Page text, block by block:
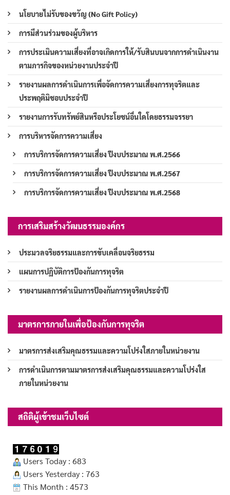
นโยบายไม่รับของขวัญ (No Gift Policy)
การมีส่วนร่วมของผู้บริหาร
การประเมินความเสี่ยงที่อาจเกิดการให้/รับสินบนจากการดำเนินงาน
ตามภารกิจของหน่วยงานประจำปี
รายงานผลการดำเนินการเพื่อจัดการความเสี่ยงการทุจริตและ
ประพฤติมิชอบประจำปี
รายงานการรับทรัพย์สินหรือประโยชน์อื่นใดโดยธรรมจรรยา
การบริหารจัดการความเสี่ยง
การบริการจัดการความเสี่ยง ปีงบประมาณ พ.ศ.2566
การบริการจัดการความเสี่ยง ปีงบประมาณ พ.ศ.2567
การบริการจัดการความเสี่ยง ปีงบประมาณ พ.ศ.2568
การเสริมสร้างวัฒนธรรมองค์กร
ประมวลจริยธรรมและการขับเคลื่อนจริยธรรม
แผนการปฏิบัติการป้องกันการทุจริต
รายงานผลการดำเนินการป้องกันการทุจริตประจำปี
มาตรการภายในเพื่อป้องกันการทุจริต
มาตรการส่งเสริมคุณธรรมและความโปร่งใสภายในหน่วยงาน
การดำเนินการตามมาตรการส่งเสริมคุณธรรมและความโปร่งใส
ภายในหน่วยงาน
สถิติผู้เข้าชมเว็บไซต์
Users Today : 683
Users Yesterday : 763
This Month : 4573